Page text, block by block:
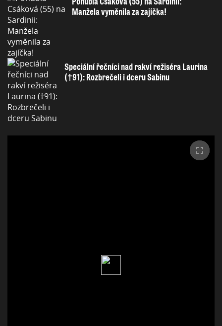
Manžela vyměnila za zajíčka!
Speciální řečníci nad rakví režiséra Laurina
(†91): Rozbrečeli i dceru Sabinu